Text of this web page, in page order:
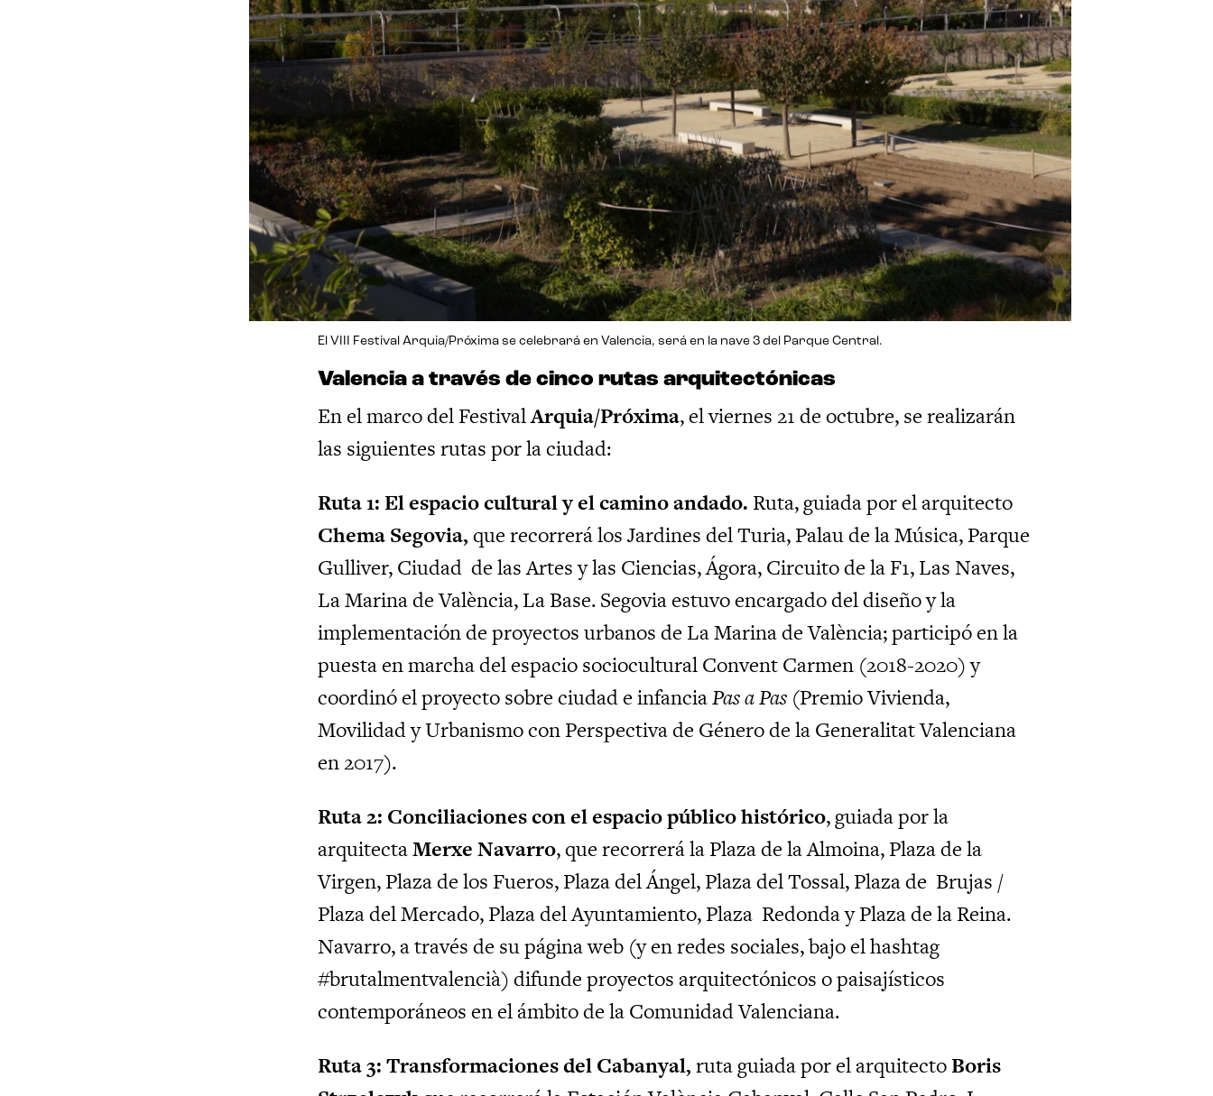
El VIII Festival Arquia/Próxima se celebrará en Valencia, será en la nave 3 del Parque Central.
Valencia a través de cinco rutas arquitectónicas
En el marco del FestivalArquia/Próxima, el viernes 21 de octubre, se realizarán
las siguientes rutas por la ciudad:
Ruta 1: El espacio cultural y el camino andado. Ruta, guiada por el arquitecto
Chema Segovia,que recorrerá los Jardines del Turia, Palau de la Música, Parque
Gulliver, Ciudad de las Artes y las Ciencias, Ágora, Circuito de la F1, Las Naves,
La Marina de València, La Base. Segovia estuvo encargado del diseño y la
implementación de proyectos urbanos de La Marina de València; participó en la
puesta en marcha del espacio sociocultural Convent Carmen (2018-2020) y
coordinó el proyecto sobre ciudad e infanciaPas a Pas (Premio Vivienda,
Movilidad y Urbanismo con Perspectiva de Género de la Generalitat Valenciana
en 2017).
Ruta 2: Conciliaciones con el espacio público histórico, guiada por la
arquitectaMerxe Navarro, que recorrerá la Plaza de la Almoina, Plaza de la
Virgen, Plaza de los Fueros, Plaza del Ángel, Plaza del Tossal, Plaza de Brujas /
Plaza del Mercado, Plaza del Ayuntamiento, Plaza Redonda y Plaza de la Reina.
Navarro, a través de su página web (y en redes sociales, bajo el hashtag
#brutalmentvalencià) difunde proyectos arquitectónicos o paisajísticos
contemporáneos en el ámbito de la Comunidad Valenciana.
Ruta 3: Transformaciones del Cabanyal,ruta guiada por el arquitectoBoris